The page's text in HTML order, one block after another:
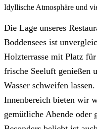
Idyllische Atmosphäre und
Die Lage unseres
Boddensees ist
Holzterrasse mit Platz
frische Seeluft genießen
Wasser schweifen
Innenbereich bieten wir
gemütliche Abende oder